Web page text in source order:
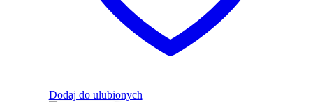
Dodaj do ulubionych